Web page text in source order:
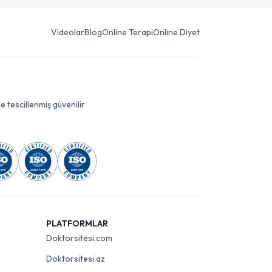
VideolarBlogOnline TerapiOnline Diyet
tescillenmiş güvenilir
PLATFORMLAR
Doktorsitesi.com
Doktorsitesi.az